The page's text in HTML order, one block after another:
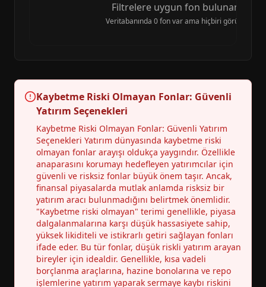
Filtrelere uygun fon bulunamadı.
Veritabanında 0fon var ama hiçbiri görünmüyor.
Kaybetme Riski Olmayan Fonlar: Güvenli
Yatırım Seçenekleri
Kaybetme Riski Olmayan Fonlar: Güvenli Yatırım
Seçenekleri Yatırım dünyasında kaybetme riski
olmayan fonlar arayışı oldukça yaygındır. Özellikle
anaparasını korumayı hedefleyen yatırımcılar için
güvenli ve risksiz fonlar büyük önem taşır. Ancak,
finansal piyasalarda mutlak anlamda risksiz bir
yatırım aracı bulunmadığını belirtmek önemlidir.
"Kaybetme riski olmayan" terimi genellikle, piyasa
dalgalanmalarına karşı düşük hassasiyete sahip,
yüksek likiditeli ve istikrarlı getiri sağlayan fonları
ifade eder. Bu tür fonlar, düşük riskli yatırım arayan
bireyler için idealdir. Genellikle, kısa vadeli
borçlanma araçlarına, hazine bonolarına ve repo
işlemlerine yatırım yaparak sermaye kaybı riskini